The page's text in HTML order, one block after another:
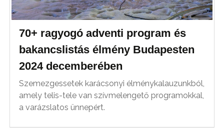
70+ ragyogó adventi program és
bakancslistás élmény Budapesten
2024 decemberében
Szemezgessetek karácsonyi élménykalauzunkból,
amely telis-tele van szívmelengető programokkal,
a varázslatos ünnepért.